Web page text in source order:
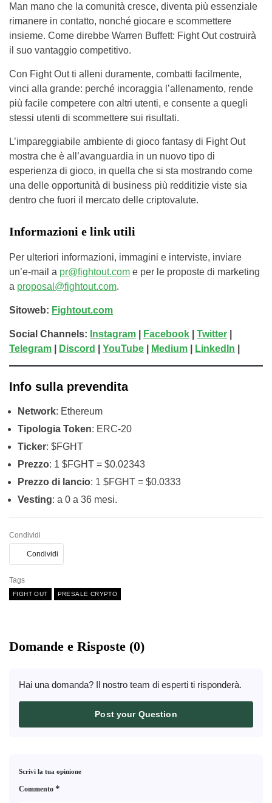
Man mano che la comunità cresce, diventa più essenziale
rimanere in contatto, nonché giocare e scommettere
insieme. Come direbbe Warren Buffett: Fight Out costruirà
il suo vantaggio competitivo.
Con Fight Out ti alleni duramente, combatti facilmente,
vinci alla grande: perché incoraggia l’allenamento, rende
più facile competere con altri utenti, e consente a quegli
stessi utenti di scommettere sui risultati.
L’impareggiabile ambiente di gioco fantasy di Fight Out
mostra che è all’avanguardia in un nuovo tipo di
esperienza di gioco, in quella che si sta mostrando come
una delle opportunità di business più redditizie viste sia
dentro che fuori il mercato delle criptovalute.
Informazioni e link utili
Per ulteriori informazioni, immagini e interviste, inviare
un’e-mail a pr@fightout.com e per le proposte di marketing
a proposal@fightout.com.
Sitoweb: Fightout.com
Social Channels: Instagram Facebook Twitter
Telegram
Discord YouTube Medium LinkedIn
Info sulla prevendita
Network: Ethereum
Tipologia Token: ERC-20
Ticker: $FGHT
Prezzo: 1 $FGHT = $0.02343
Prezzo di lancio: 1 $FGHT = $0.0333
Vesting: a 0 a 36 mesi.
Condividi
Condividi
Tags
FIGHT OUT PRESALE CRYPTO
Domande e Risposte (0)
Hai una domanda? Il nostro team di esperti ti risponderà.
Post your Question
Scrivi la tua opinione
Commento *